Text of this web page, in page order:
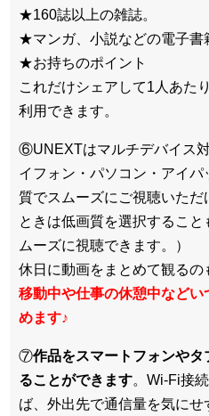
★160誌以上の雑誌。
★マンガ、小説などの電子書
★お持ちのポイント
これだけシェアして1人あた
利用できます。
⑥UNEXTはマルチデバイス
イフォン・パソコン・アイ
質でスムーズにご視聴いた
ときは低画質を選択するこ
ムーズに視聴できます。）
休日に動画をまとめて観るの
移動中や仕事の休憩中など
めます♪
⑦作品をスマートフォンやタ
ることができます。Wi-Fi接
ば、外出先で通信量を気に